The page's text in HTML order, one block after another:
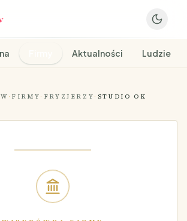
Aktualności Ludzie
· FIRMY · FRYZJERZY · STUDIO OK